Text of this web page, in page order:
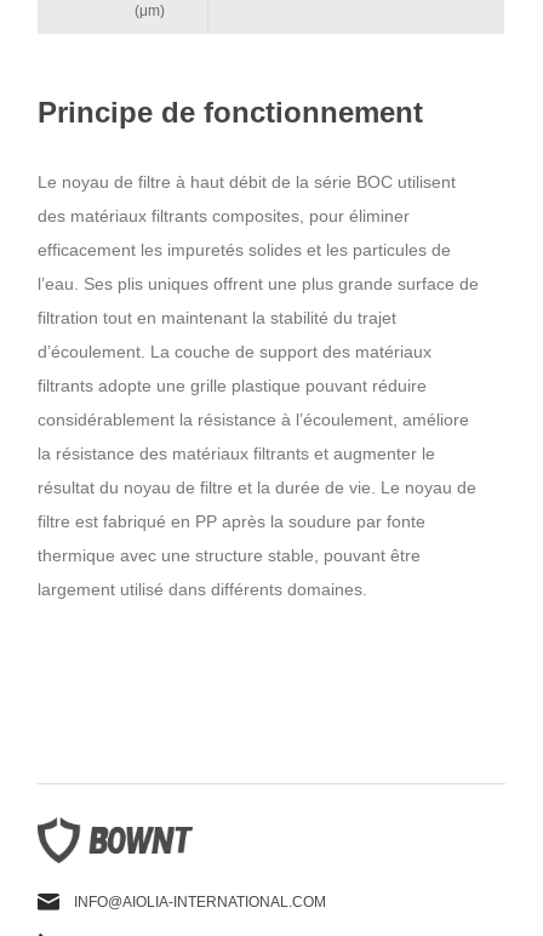
(μm)
Principe de fonctionnement
Le noyau de filtre à haut débit de la série BOC utilisent
des matériaux filtrants composites, pour éliminer
efficacement les impuretés solides et les particules de
l’eau. Ses plis uniques offrent une plus grande surface de
filtration tout en maintenant la stabilité du trajet
d’écoulement. La couche de support des matériaux
filtrants adopte une grille plastique pouvant réduire
considérablement la résistance à l’écoulement, améliore
la résistance des matériaux filtrants et augmenter le
résultat du noyau de filtre et la durée de vie. Le noyau de
filtre est fabriqué en PP après la soudure par fonte
thermique avec une structure stable, pouvant être
largement utilisé dans différents domaines.
INFO@AIOLIA-INTERNATIONAL.COM